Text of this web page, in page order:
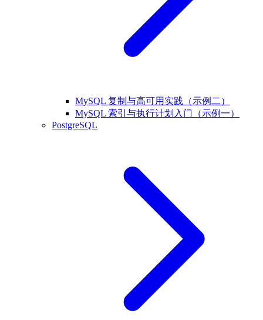
MySQL 复制与高可用实践（示例二）
MySQL 索引与执行计划入门（示例一）
PostgreSQL